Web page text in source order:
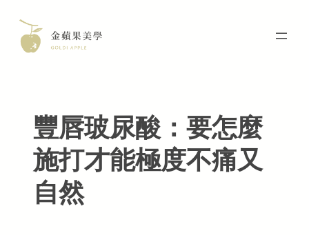
Skip
豐唇玻尿酸：要怎麼
施打才能極度不痛又
自然